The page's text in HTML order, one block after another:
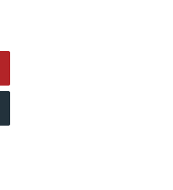
Wert ein oder